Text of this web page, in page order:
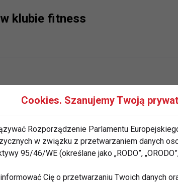
klubie fitness
Jakuba
bieżnia
Cookies. Szanujemy Twoją
Rozporządzenie Parlamentu
w związku z przetwarzaniem danych
95/46/WE (określane jako „RODO”,
Cię o przetwarzaniu Twoich danych